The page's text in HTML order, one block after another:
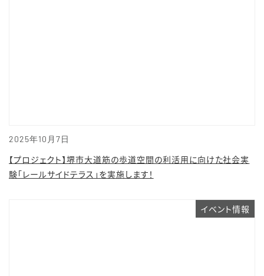
2025年10月7日
【プロジェクト】堺市大道筋の歩道空間の利活用に向けた社会実
験「レールサイドテラス」を実施します！
イベント情報